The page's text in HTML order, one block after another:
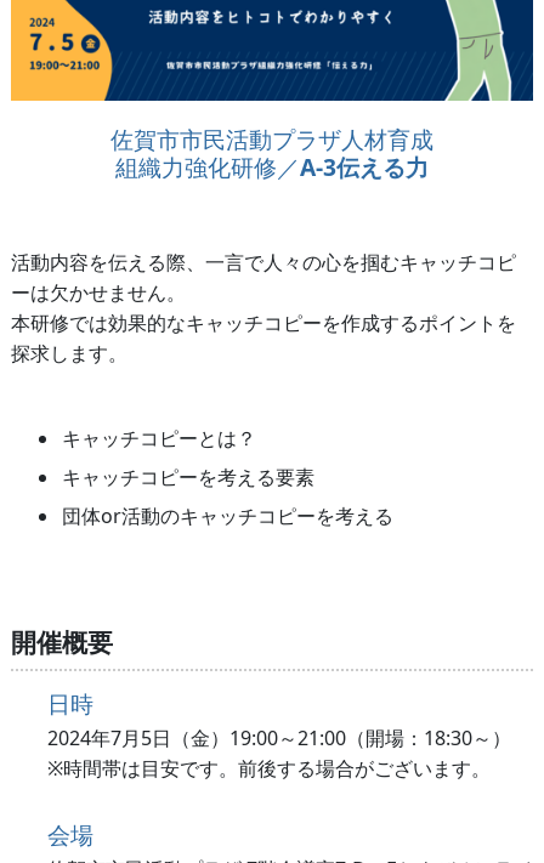
佐賀市市民活動プラザ人材育成
組織力強化研修／A-3伝える力
活動内容を伝える際、一言で人々の心を掴むキャッチコピ
ーは欠かせません。
本研修では効果的なキャッチコピーを作成するポイントを
探求します。
キャッチコピーとは？
キャッチコピーを考える要素
団体or活動のキャッチコピーを考える
開催概要
日時
2024年7月5日（金）19:00～21:00（開場：18:30～）
※時間帯は目安です。前後する場合がございます。
会場